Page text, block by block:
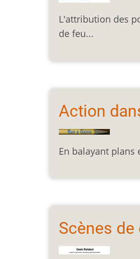
L'attribution des
de feu...
Action
En balayant plans
Scènes de